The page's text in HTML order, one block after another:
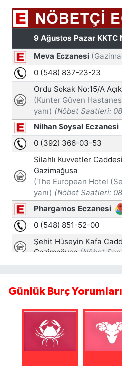
Günlük Burç Yorumları